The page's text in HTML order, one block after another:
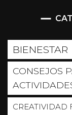
BIENESTAR
CONSEJOS
CREATIVIDAD